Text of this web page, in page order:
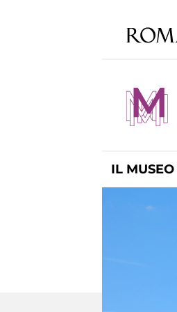
IL MUSEO